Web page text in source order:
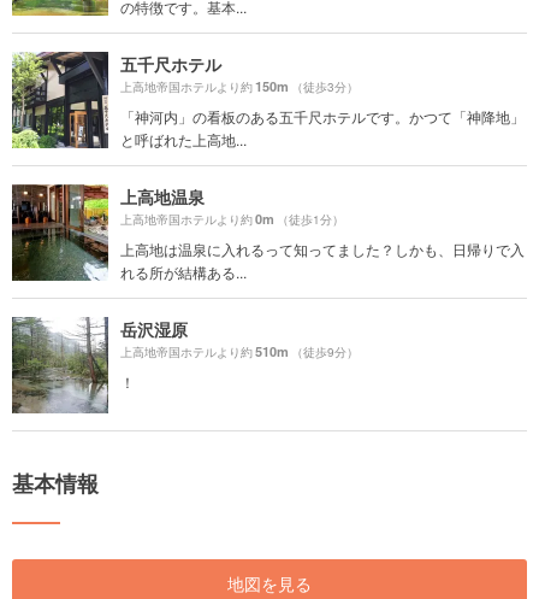
の特徴です。基本...
五千尺ホテル
上高地帝国ホテルより約150m （徒歩3分）
「神河内」の看板のある五千尺ホテルです。かつて「神降地」
と呼ばれた上高地...
上高地温泉
上高地帝国ホテルより約0m （徒歩1分）
上高地は温泉に入れるって知ってました？しかも、日帰りで入
れる所が結構ある...
岳沢湿原
上高地帝国ホテルより約510m （徒歩9分）
！
基本情報
地図を見る